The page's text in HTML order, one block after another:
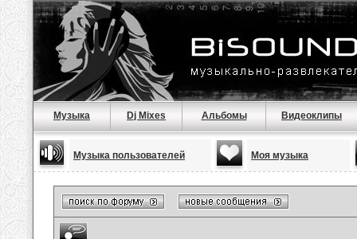
Музыка Dj Mixes Альбомы Видеоклипы
Музыка пользователей Моя музыка